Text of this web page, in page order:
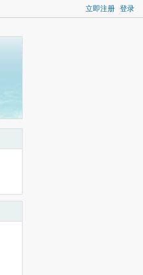
立即注册 登录